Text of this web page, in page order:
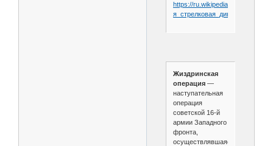
https://ru.wikipedia.org/wiki/326-
я_стрелковая_дивизия
Жиздринская
операция—
наступательная
операция
советской 16-й
армии Западного
фронта,
осуществлявшаяся